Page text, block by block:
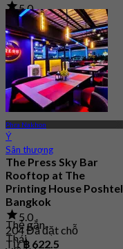
5.0
39 Đã đặt chỗ
Từ฿ 622.5
Phra Nakhon
Ý
Sân thượng
The Press Sky Bar
Rooftop at The
Printing House Poshtel
Bangkok
5.0
204 Đã đặt chỗ
Từ฿ 622.5
Thẻ gắn
Thái